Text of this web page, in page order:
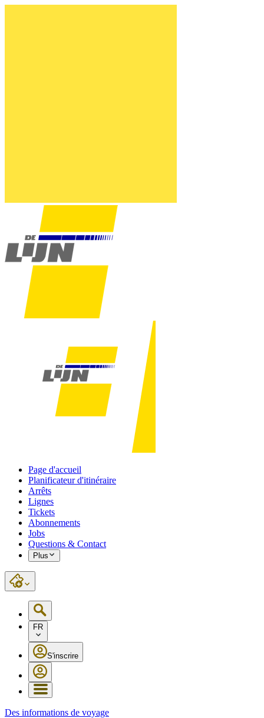
Page d'accueil
Planificateur d'itinéraire
Arrêts
Lignes
Tickets
Abonnements
Jobs
Questions & Contact
Plus
FR
S'inscrire
Des informations de voyage